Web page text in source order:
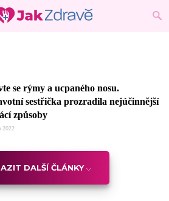
se rýmy a ucpaného nosu.
sestřička prozradila nejúčinnější
způsoby
2022
DALŠÍ ČLÁNKY